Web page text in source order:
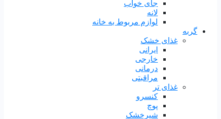
جای خواب
لانه
لوازم مربوط به خانه
گربه
غذای خشک
ایرانی
خارجی
درمانی
مراقبتی
غذای تر
کنسرو
پوچ
شیرخشک